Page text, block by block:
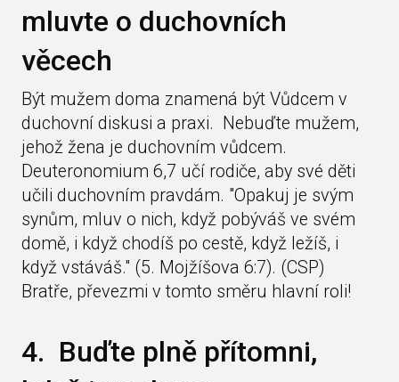
mluvte o duchovních
věcech
Být mužem doma znamená být Vůdcem v
duchovní diskusi a praxi. Nebuďte mužem,
jehož žena je duchovním vůdcem.
Deuteronomium 6,7 učí rodiče, aby své děti
učili duchovním pravdám. "Opakuj je svým
synům, mluv o nich, když pobýváš ve svém
domě, i když chodíš po cestě, když ležíš, i
když vstáváš." (5. Mojžíšova 6:7). (CSP)
Bratře, převezmi v tomto směru hlavní roli!
4. Buďte plně přítomni,